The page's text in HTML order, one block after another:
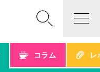
コラム レ